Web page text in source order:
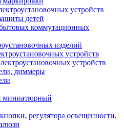
устройств
детей
коммутационных
изделий
устройств
устройств
диммеры
миниатюрный
регулятора освещенности,